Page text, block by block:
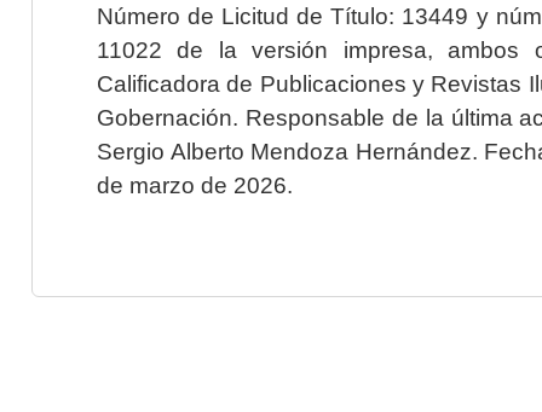
Número de Licitud de Título: 13449 y
11022 de la versión impresa, ambos
Calificadora de Publicaciones y Revistas
Gobernación. Responsable de la última
Sergio Alberto Mendoza Hernández.
de marzo de 2026.